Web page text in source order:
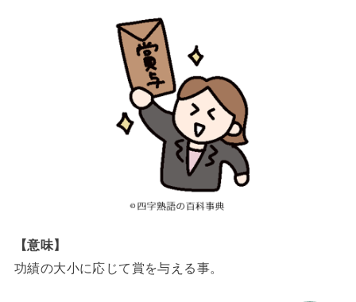
【意味】
功績の大小に応じて賞を与える事。